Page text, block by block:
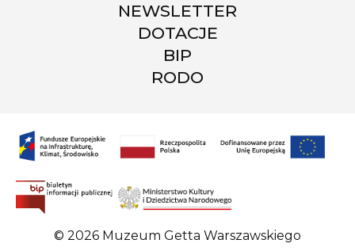
NEWSLETTER
DOTACJE
BIP
RODO
© 2026 Muzeum Getta Warszawskiego